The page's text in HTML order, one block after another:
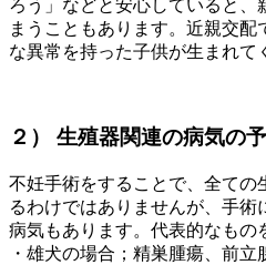
ろう」などと安心していると、
まうこともあります。近親交
な異常を持った子供が生まれて
２） 生殖器関連の病気の
不妊手術をすることで、全ての
るわけではありませんが、手
病気もあります。代表的なもの
・雄犬の場合；精巣腫瘍、前